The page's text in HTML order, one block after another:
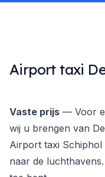
Airport taxi
Vaste prijs — Voor
wij u brengen van
Airport taxi Schiphol
naar de